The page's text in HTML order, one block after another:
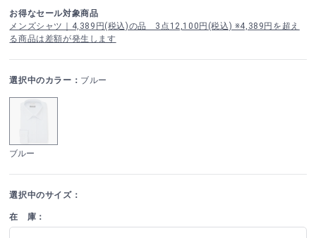
お得なセール対象商品
メンズシャツ｜4,389円(税込)の品 3点12,100円(税込) ※4,389円を超え
る商品は差額が発生します
選択中のカラー： ブルー
ブルー
選択中のサイズ：
在 庫：